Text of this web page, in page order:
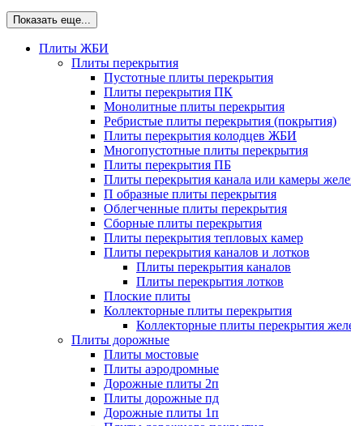
Показать еще...
Плиты ЖБИ
Плиты перекрытия
Пустотные плиты перекрытия
Плиты перекрытия ПК
Монолитные плиты перекрытия
Ребристые плиты перекрытия (покрытия)
Плиты перекрытия колодцев ЖБИ
Многопустотные плиты перекрытия
Плиты перекрытия ПБ
Плиты перекрытия канала или камеры
П образные плиты перекрытия
Облегченные плиты перекрытия
Сборные плиты перекрытия
Плиты перекрытия тепловых камер
Плиты перекрытия каналов и лотков
Плиты перекрытия каналов
Плиты перекрытия лотков
Плоские плиты
Коллекторные плиты перекрытия
Коллекторные плиты перекрытия
Плиты дорожные
Плиты мостовые
Плиты аэродромные
Дорожные плиты 2п
Плиты дорожные пд
Дорожные плиты 1п